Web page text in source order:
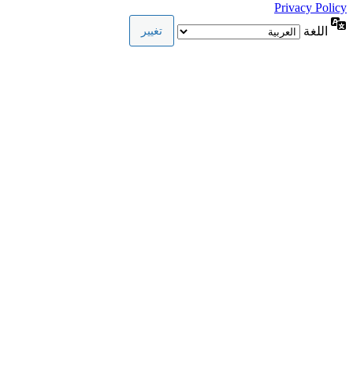
Privacy Policy
اللغة